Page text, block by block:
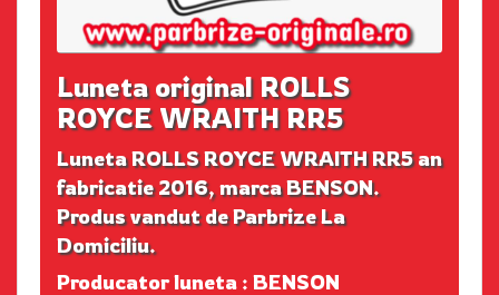
Luneta original ROLLS
ROYCE WRAITH RR5
Luneta ROLLS ROYCE WRAITH RR5 an
fabricatie 2016, marca BENSON.
Produs vandut de Parbrize La
Domiciliu.
Producator luneta : BENSON